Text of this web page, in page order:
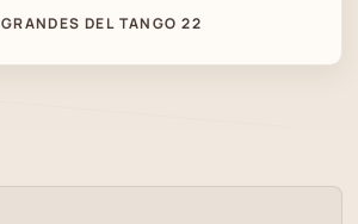
GRANDES DEL TANGO 22